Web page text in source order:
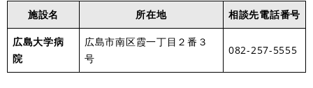
施設名
所在地 相談先電話番号
広島大学病
院
広島市南区霞一丁目２番３
号
082-257-5555